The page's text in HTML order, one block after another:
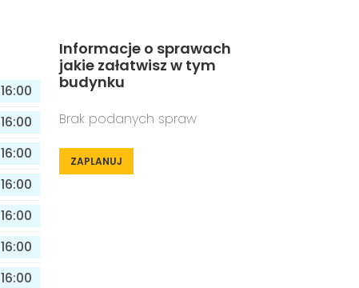
16:00
16:00
16:00
16:00
16:00
16:00
16:00
Informacje o sprawach
jakie załatwisz w tym
budynku
Brak podanych spraw
ZAPLANUJ